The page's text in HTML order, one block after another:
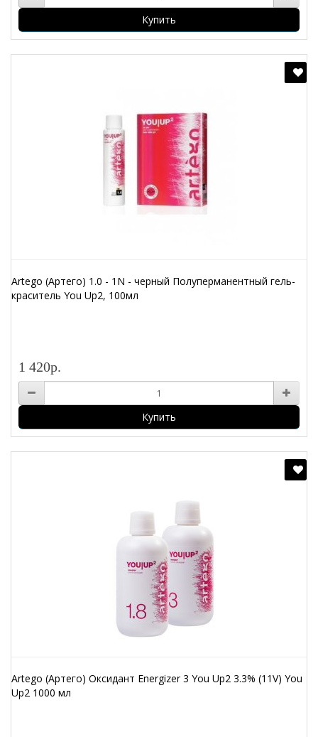
Купить
Artego (Артего) 1.0 - 1N - черный Полуперманентный гель-
краситель You Up2, 100мл
1 420р.
Купить
Artego (Артего) Оксидант Energizer 3 You Up2 3.3% (11V) You
Up2 1000 мл